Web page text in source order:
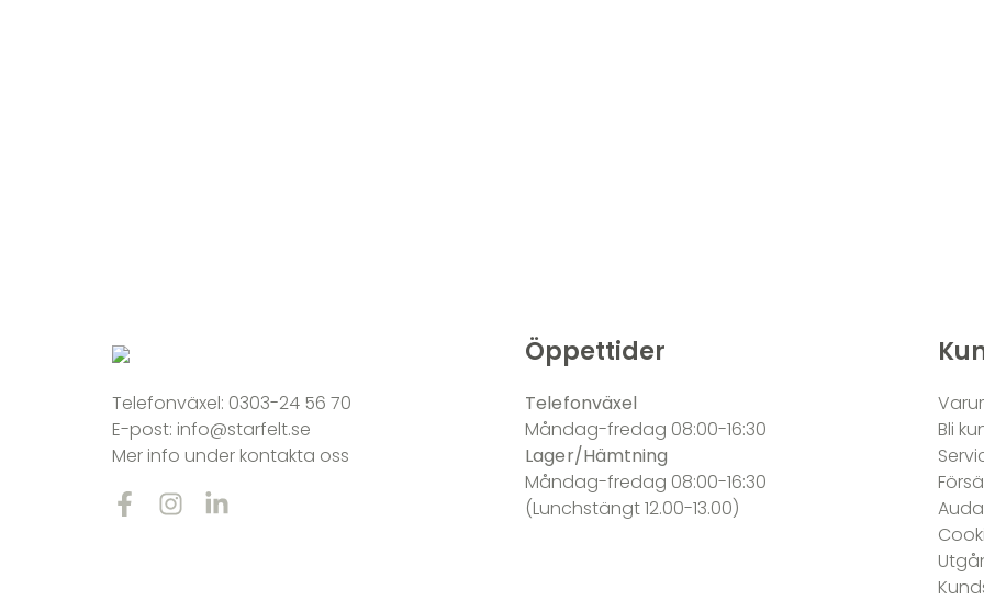
Telefonväxel: 0303-24 56 70
E-post: info@starfelt.se
Mer info under kontakta oss
Öppettider
Telefonväxel
Måndag-fredag 08:00-16:30
Lager/Hämtning
Måndag-fredag 08:00-16:30
(Lunchstängt 12.00-13.00)
Bli